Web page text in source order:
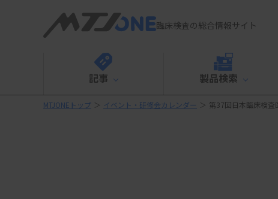
臨床検査の総合情報サイト
記事 製品検索
MTJONEトップ ＞ イベント・研修会カレンダー ＞ 第37回日本臨床検